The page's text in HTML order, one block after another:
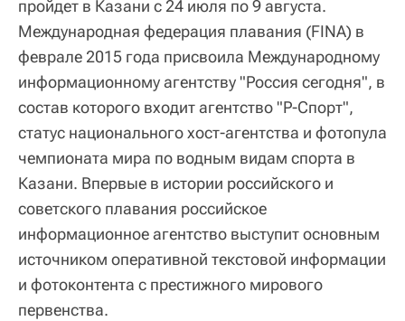
пройдет в Казани с 24 июля по 9 августа.
Международная федерация плавания (FINA) в
феврале 2015 года присвоила Международному
информационному агентству "Россия сегодня", в
состав которого входит агентство "Р-Спорт",
статус национального хост-агентства и фотопула
чемпионата мира по водным видам спорта в
Казани. Впервые в истории российского и
советского плавания российское
информационное агентство выступит основным
источником оперативной текстовой информации
и фотоконтента с престижного мирового
первенства.